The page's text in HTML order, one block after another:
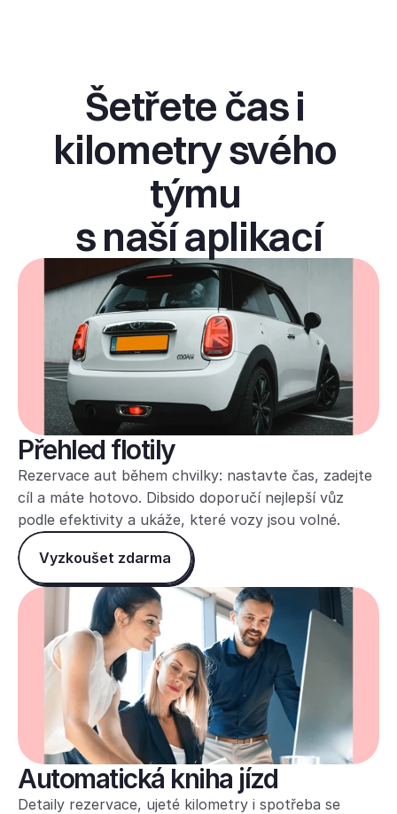
Šetřete čas i
kilometry svého
týmu
s naší aplikací
Přehled flotily
Rezervace aut během chvilky: nastavte čas, zadejte
cíl a máte hotovo. Dibsido doporučí nejlepší vůz
podle efektivity a ukáže, které vozy jsou volné.
Vyzkoušet zdarma
Automatická kniha jízd
Detaily rezervace, ujeté kilometry i spotřeba se